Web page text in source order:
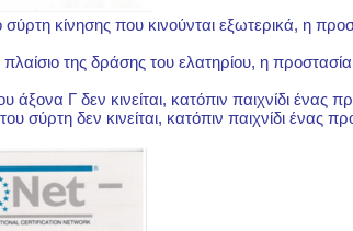
κίνησης που κινούνται εξωτερικά, η
της δράσης του ελατηρίου, η
Γ δεν κινείται, κατόπιν παιχνίδι ένας
δεν κινείται, κατόπιν παιχνίδι ένας